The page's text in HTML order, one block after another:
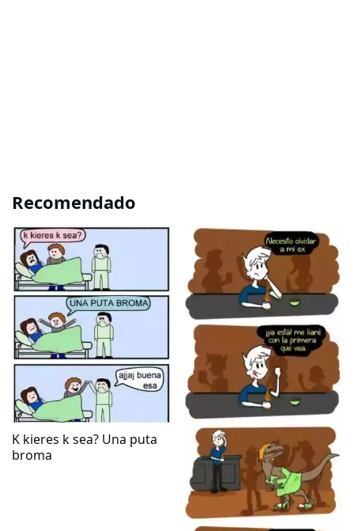
Recomendado
K kieres k sea? Una puta
broma